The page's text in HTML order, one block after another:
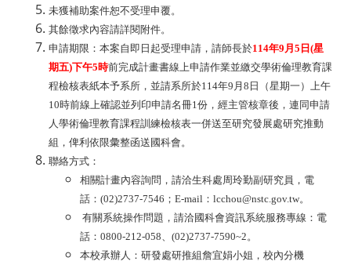
未獲補助案件恕不受理申覆。
其餘徵求內容請詳閱附件。
申請期限：本案自即日起受理申請，請師長於114年9月5日(星
期五)下午5時前完成計畫書線上申請作業並繳交學術倫理教育課
程檢核表紙本予系所，並請系所於114年9月8日（星期一）上午
10時前線上確認並列印申請名冊1份，經主管核章後，連同申請
人學術倫理教育課程訓練檢核表一併送至研究發展處研究推動
組，俾利依限彙整函送國科會。
聯絡方式：
相關計畫內容詢問，請洽生科處周玲勤副研究員，電
話：(02)2737-7546；E-mail：lcchou@nstc.gov.tw。
有關系統操作問題，請洽國科會資訊系統服務專線：電
話：0800-212-058、(02)2737-7590~2。
本校承辦人：研發處研推組詹宜娟小姐，校內分機